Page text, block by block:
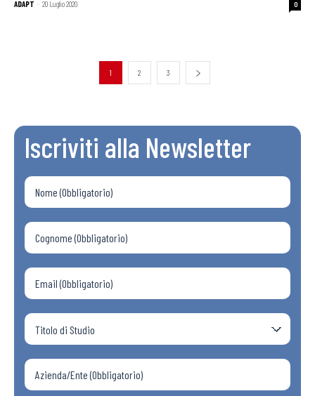
ADAPT - 20 Luglio 2020 0
1 2 3
Iscriviti alla Newsletter